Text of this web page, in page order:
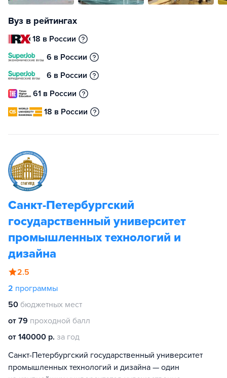
Вуз в рейтингах
18 в России
6 в России
6 в России
61 в России
18 в России
Санкт-Петербургский
государственный университет
промышленных технологий и
дизайна
2.5
2 программы
50 бюджетных мест
от 79 проходной балл
от 140000 р. за год
Санкт-Петербургский государственный университет
промышленных технологий и дизайна — один